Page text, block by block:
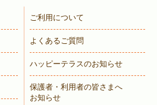
ご利用について
よくあるご質問
ハッピーテラスのお知らせ
保護者・利用者の皆さまへ
お知らせ